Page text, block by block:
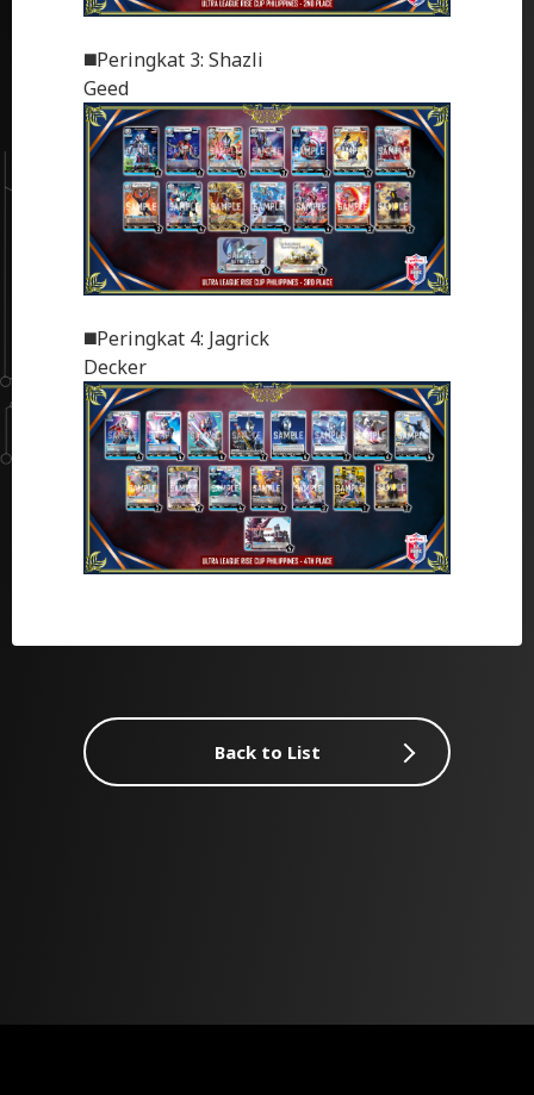
◼️Peringkat 3: Shazli
Geed
◼️Peringkat 4: Jagrick
Decker
Back to List